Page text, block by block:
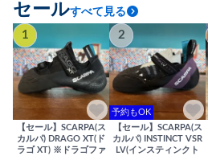
セールすべて見る
1
【セール】SCARPA(ス
カルパ) DRAGO XT(ド
ラゴ XT) ※ドラゴファ
2
予約もOK
【セール】SCARPA(ス
カルパ) INSTINCT VSR
LV(インスティンクト